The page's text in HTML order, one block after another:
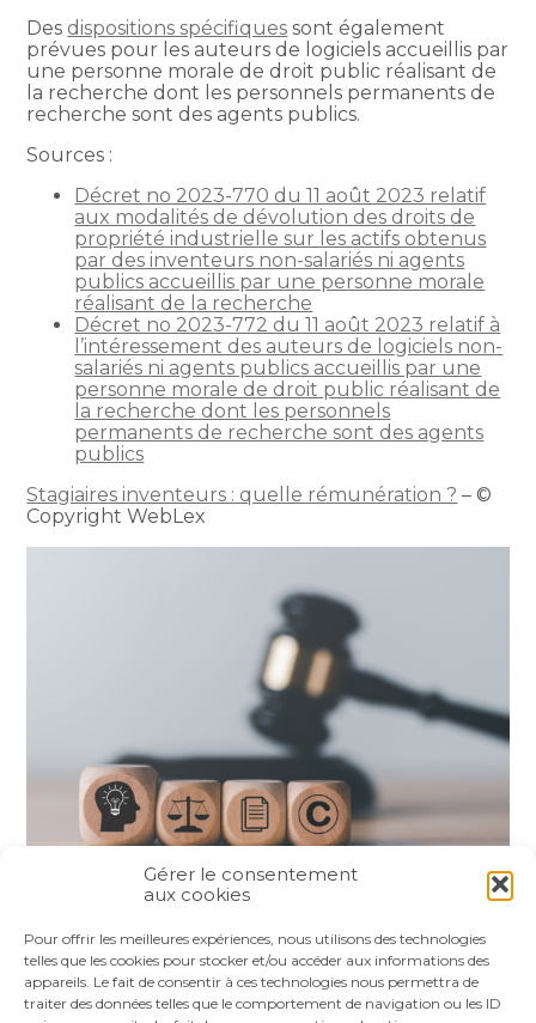
Gérer le consentement
aux cookies
Pour offrir les meilleures expériences, nous utilisons des technologies
telles que les cookies pour stocker et/ou accéder aux informations des
appareils. Le fait de consentir à ces technologies nous permettra de
traiter des données telles que le comportement de navigation ou les ID
Des dispositions spécifiques sont également
prévues pour les auteurs de logiciels accueillis par
une personne morale de droit public réalisant de
la recherche dont les personnels permanents de
recherche sont des agents publics.
Sources :
Décret no 2023-770 du 11 août 2023 relatif
aux modalités de dévolution des droits de
propriété industrielle sur les actifs obtenus
par des inventeurs non-salariés ni agents
publics accueillis par une personne morale
réalisant de la recherche
Décret no 2023-772 du 11 août 2023 relatif à
l’intéressement des auteurs de logiciels non-
salariés ni agents publics accueillis par une
personne morale de droit public réalisant de
la recherche dont les personnels
permanents de recherche sont des agents
publics
Stagiaires inventeurs : quelle rémunération ? – ©
Copyright WebLex
FaceBook
TwitterLinkedIn